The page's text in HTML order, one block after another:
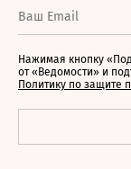
Нажимая кнопку
от «Ведомости» и
Политику по защите